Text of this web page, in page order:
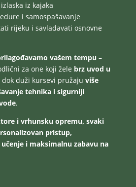
iz kajaka
i samospašavanje
rijeku i savladavati osnovne
vašem tempu –
za one koji žele brz uvod u
dok duži kursevi pružaju više
tehnika i sigurniji
.
i vrhunsku opremu, svaki
pristup,
i maksimalnu zabavu na